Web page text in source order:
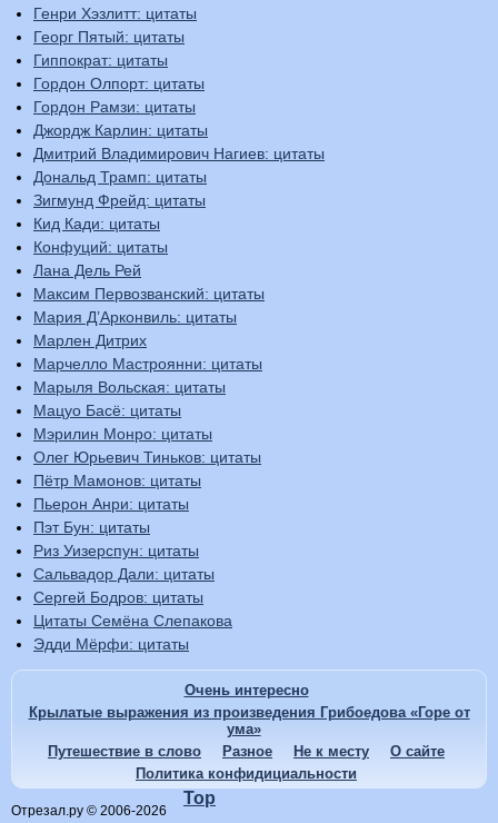
Генри Хэзлитт: цитаты
Георг Пятый: цитаты
Гиппократ: цитаты
Гордон Олпорт: цитаты
Гордон Рамзи: цитаты
Джордж Карлин: цитаты
Дмитрий Владимирович Нагиев: цитаты
Дональд Трамп: цитаты
Зигмунд Фрейд: цитаты
Кид Кади: цитаты
Конфуций: цитаты
Лана Дель Рей
Максим Первозванский: цитаты
Мария Д’Арконвиль: цитаты
Марлен Дитрих
Марчелло Мастроянни: цитаты
Марыля Вольская: цитаты
Мацуо Басё: цитаты
Мэрилин Монро: цитаты
Олег Юрьевич Тиньков: цитаты
Пётр Мамонов: цитаты
Пьерон Анри: цитаты
Пэт Бун: цитаты
Риз Уизерспун: цитаты
Сальвадор Дали: цитаты
Сергей Бодров: цитаты
Цитаты Семёна Слепакова
Эдди Мёрфи: цитаты
Очень интересно
Крылатые выражения из произведения Грибоедова «Горе от
ума»
Путешествие в слово
Разное Не к месту
О сайте
Политика конфидициальности
Отрезал.ру © 2006-2026
Top